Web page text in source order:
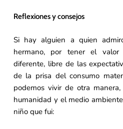
Reflexiones y consejos
Si hay alguien a quien
hermano, por tener el
diferente, libre de las
de la prisa del consumo
podemos vivir de otra
humanidad y el medio
niño que fui: